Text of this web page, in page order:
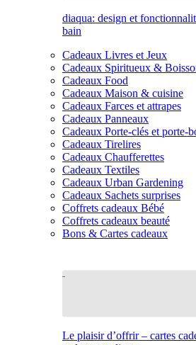
diaqua: design et
bain
Cadeaux Livres et Jeux
Cadeaux Spiritueux &
Cadeaux Food
Cadeaux Maison & cuisine
Cadeaux Farces et attrapes
Cadeaux Panneaux
Cadeaux Porte-clés et porte-
Cadeaux Tirelires
Cadeaux Chaufferettes
Cadeaux Textiles
Cadeaux Urban Gardening
Cadeaux Sachets surprises
Coffrets cadeaux Bébé
Coffrets cadeaux beauté
Bons & Cartes cadeaux
Le plaisir d’offrir – cartes